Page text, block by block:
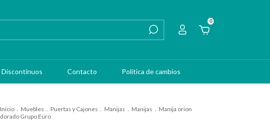
0
Discontinuos Contacto Política de cambios
Inicio . Muebles . Puertas y Cajones . Manijas . Manijas . Manija orion
dorado Grupo Euro